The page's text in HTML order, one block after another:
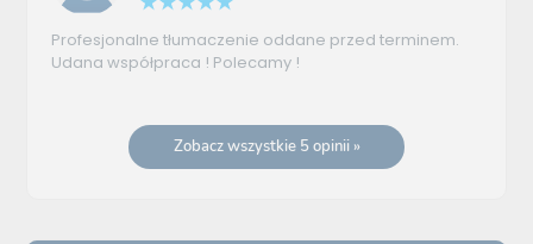
Profesjonalne tłumaczenie oddane przed terminem.
Udana współpraca ! Polecamy !
Zobacz wszystkie 5 opinii »